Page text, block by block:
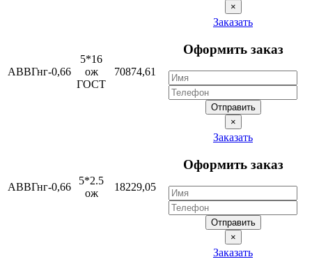
×
АВВГнг-0,66
5*16
ож
ГОСТ
70874,61
Заказать
Оформить заказ
Отправить
×
АВВГнг-0,66
5*2.5
ож
18229,05
Заказать
Оформить заказ
Отправить
×
Заказать